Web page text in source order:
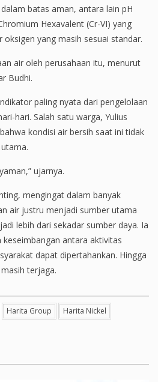
batas aman, antara lain pH
Hexavalent (Cr-VI) yang
yang masih sesuai standar.
air oleh perusahaan itu, menurut
Budhi.
paling nyata dari pengelolaan
hari. Salah satu warga, Yulius
kondisi air bersih saat ini tidak
ujarnya.
mengingat dalam banyak
air justru menjadi sumber utama
lebih dari sekadar sumber daya. Ia
antara aktivitas
dapat dipertahankan. Hingga
terjaga.
Harita Group
Harita Nickel